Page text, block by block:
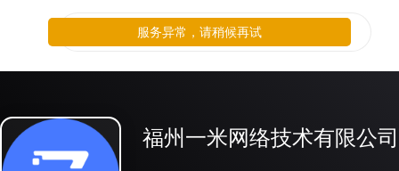
福州一米网络技术有限公司
服务异常，请稍候再试